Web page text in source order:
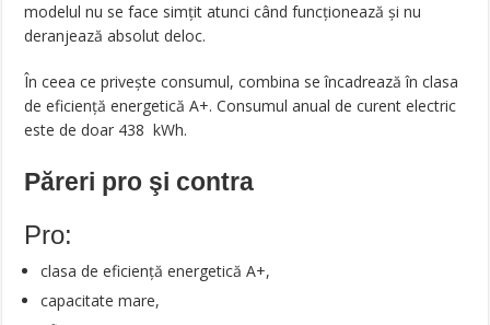
modelul nu se face simțit atunci când funcționează și nu
deranjează absolut deloc.
În ceea ce privește consumul, combina se încadrează în clasa
de eficiență energetică A+. Consumul anual de curent electric
este de doar 438 kWh.
Păreri pro şi contra
Pro:
clasa de eficiență energetică A+,
capacitate mare,